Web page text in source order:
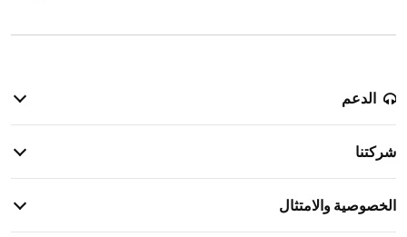
الدعم
معلومات الضمان
الاتصال بنا
شركتنا
الخصوصية والامتثال